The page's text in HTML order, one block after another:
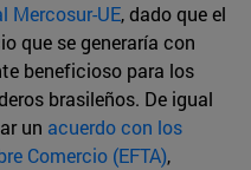
Mercosur-UE, dado que el
que se generaría con
beneficioso para los
brasileños. De igual
un acuerdo con los
Comercio (EFTA),